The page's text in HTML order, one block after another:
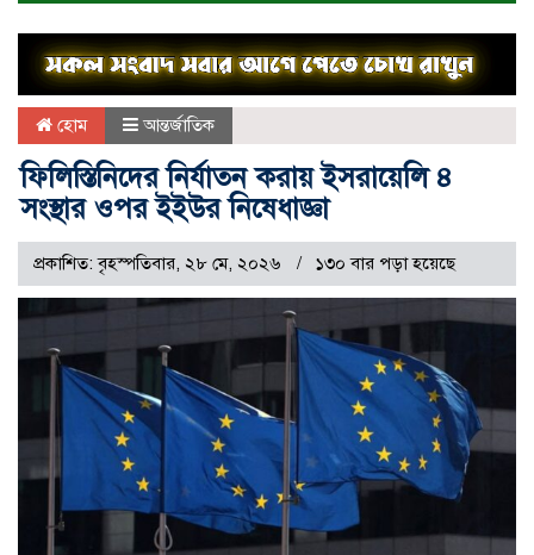
হোম আন্তর্জাতিক
ফিলিস্তিনিদের নির্যাতন করায় ইসরায়েলি ৪
সংস্থার ওপর ইইউর নিষেধাজ্ঞা
প্রকাশিত: বৃহস্পতিবার, ২৮ মে, ২০২৬ ১৩০ বার পড়া হয়েছে